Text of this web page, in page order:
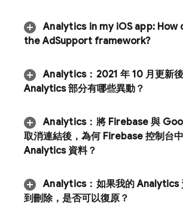
Analyticsin my iOS app: How
the AdSupport framework?
Analytics： 2021 年 10 月更新
Analytics 部分有哪些異動？
Analytics： 將 Firebase 與
取消連結後，為何 Firebase 控制台
Analytics資料？
Analytics： 如果我的Analytics
到刪除，是否可以復原？